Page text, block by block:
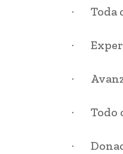
· Toda
·
·
· Todo
·